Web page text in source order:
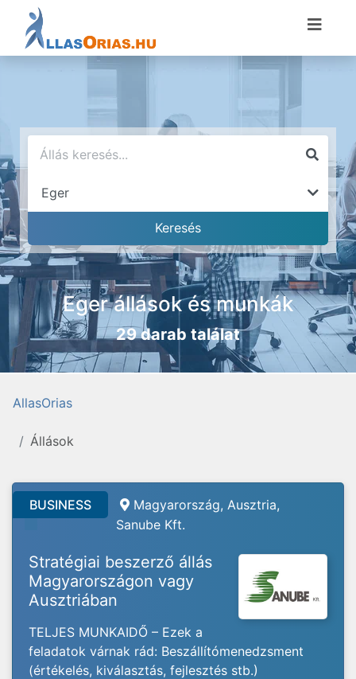
Eger állások és munkák
29 darab találat
AllasOrias
Állások
BUSINESS
Magyarország, Ausztria,
Sanube Kft.
Stratégiai beszerző állás
Magyarországon vagy
Ausztriában
TELJES MUNKAIDŐ – Ezek a
feladatok várnak rád: Beszállítómenedzsment
(értékelés, kiválasztás, fejlesztés stb.)